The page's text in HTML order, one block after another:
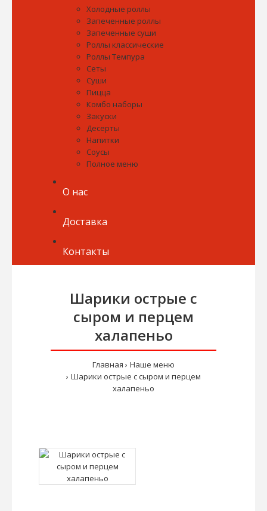
Холодные роллы
Запеченные роллы
Запеченные суши
Роллы классические
Роллы Темпура
Сеты
Суши
Пицца
Комбо наборы
Закуски
Десерты
Напитки
Соусы
Полное меню
О нас
Доставка
Контакты
Шарики острые с
сыром и перцем
халапеньо
Главная
Наше меню
Шарики острые с сыром и перцем
халапеньо